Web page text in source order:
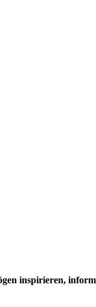
inspirieren,